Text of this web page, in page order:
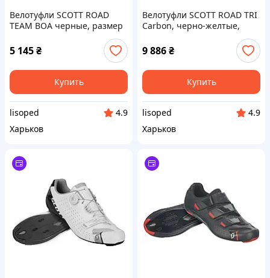
Велотуфли SCOTT ROAD
TEAM BOA черные, размер
5 145₴
Купить
lisoped
4.9
Харьков
Велотуфли SCOTT ROAD TRI
Carbon, черно-желтые,
9 886₴
Купить
lisoped
4.9
Харьков